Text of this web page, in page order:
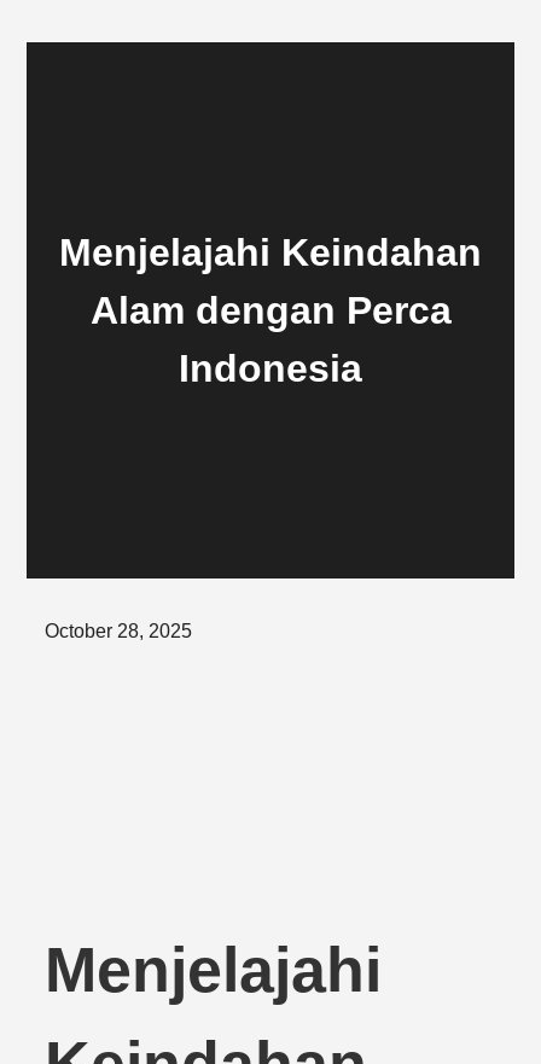
Menjelajahi Keindahan
Alam dengan Perca
Indonesia
Posted
October 28, 2025
Menjelajahi